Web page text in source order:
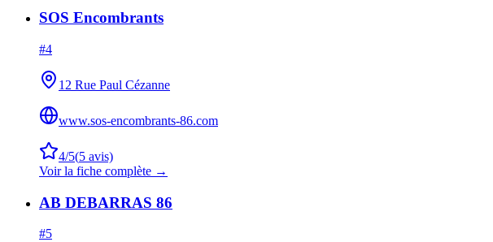
SOS Encombrants
#4
12 Rue Paul Cézanne
www.sos-encombrants-86.com
4/5(5 avis)
Voir la fiche complète →
AB DEBARRAS 86
#5